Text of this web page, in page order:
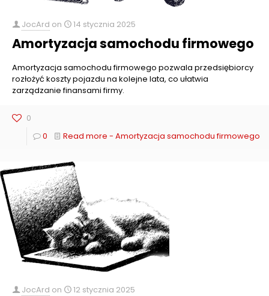
JocArd on 14 stycznia 2025
Amortyzacja samochodu firmowego
Amortyzacja samochodu firmowego pozwala przedsiębiorcy
rozłożyć koszty pojazdu na kolejne lata, co ułatwia
zarządzanie finansami firmy.
0
0
Read more - Amortyzacja samochodu firmowego
JocArd on 12 stycznia 2025